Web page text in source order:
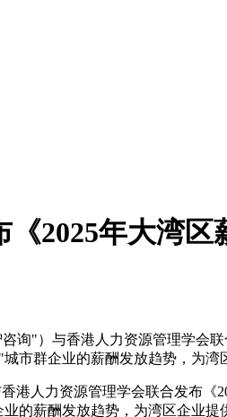
2025年大湾
询"）与香港人力资源管理学会
市群企业的薪酬发放趋势，为湾
港人力资源管理学会联合发布
的薪酬发放趋势，为湾区企业提